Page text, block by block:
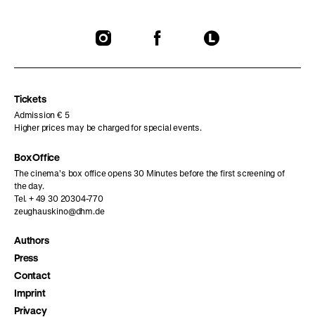
To
To
To
Tickets
Admission € 5
Higher prices may be charged for special events.
Box Office
The cinema’s box office opens 30 Minutes before the first screening of
the day.
Tel. + 49 30 20304-770
zeughauskino@dhm.de
Authors
Press
Contact
Imprint
Privacy